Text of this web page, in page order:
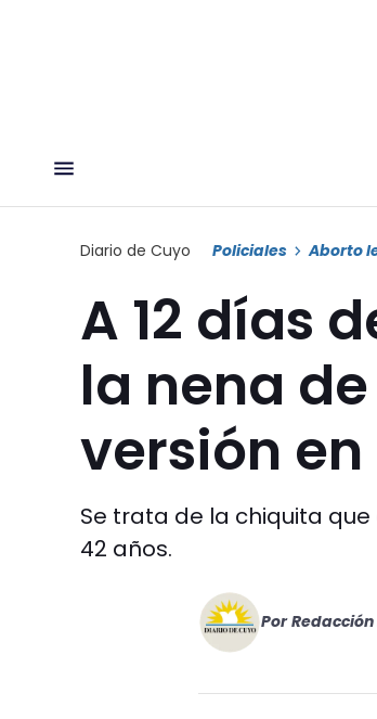
Diario de Cuyo Policiales Aborto
A 12 días
la nena de
versión
Se trata de la chiquita
42 años.
Por